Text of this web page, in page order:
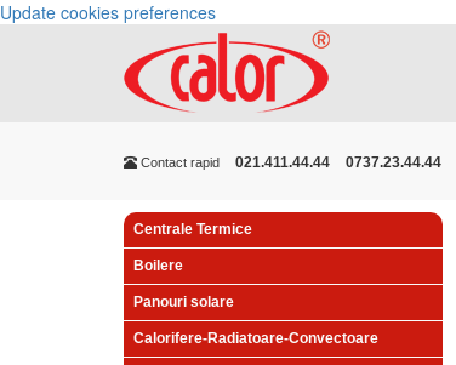
Update cookies preferences
Contact rapid 021.411.44.44 0737.23.44.44
Centrale Termice
Boilere
Panouri solare
Calorifere-Radiatoare-Convectoare